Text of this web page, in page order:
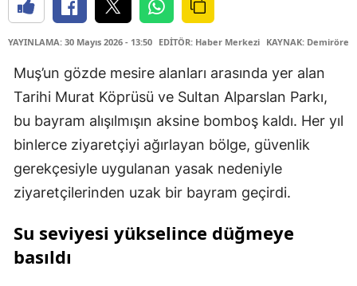
YAYINLAMA: 30 Mayıs 2026 - 13:50 EDİTÖR: Haber Merkezi KAYNAK: Demirören
Muş’un gözde mesire alanları arasında yer alan
Tarihi Murat Köprüsü ve Sultan Alparslan Parkı,
bu bayram alışılmışın aksine bomboş kaldı. Her yıl
binlerce ziyaretçiyi ağırlayan bölge, güvenlik
gerekçesiyle uygulanan yasak nedeniyle
ziyaretçilerinden uzak bir bayram geçirdi.
Su seviyesi yükselince düğmeye
basıldı